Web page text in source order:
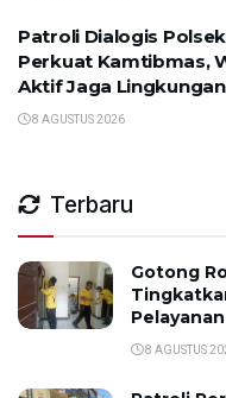
Patroli Dialogis
Perkuat Kamtibmas,
Aktif Jaga Lingkungan
8 AGUSTUS 2026
Terbaru
Gotong
8 AGUSTUS